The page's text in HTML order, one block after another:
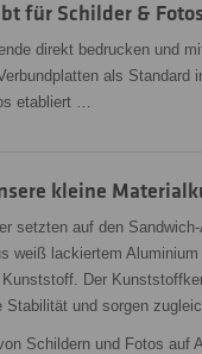
für Schilder &
direkt bedrucken und
als Standard
etabliert …
kleine
setzten auf den
weiß lackiertem
Der
Stabilität und sorgen
Schildern und Fotos auf